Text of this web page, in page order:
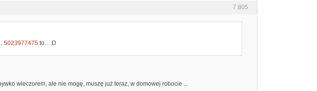
7,805
5023977475 to... :D
wieczorem, ale nie mogę, muszę już teraz, w domowej robocie ...